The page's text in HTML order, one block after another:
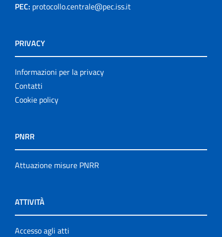
PEC: protocollo.centrale@pec.iss.it
PRIVACY
Informazioni per la privacy
Contatti
Cookie policy
PNRR
Attuazione misure PNRR
ATTIVITÀ
Accesso agli atti